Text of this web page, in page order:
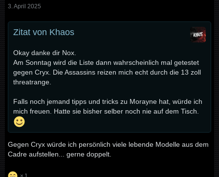
3. April 2025
Zitat von Khaos
Okay danke dir Nox.
Am Sonntag wird die Liste dann wahrscheinlich mal getestet
gegen Cryx. Die Assassins reizen mich echt durch die 13 zoll
threatrange.
Falls noch jemand tipps und tricks zu Morayne hat, würde ich
mich freuen. Hatte sie bisher selber noch nie auf dem Tisch.
Gegen Cryx würde ich persönlich viele lebende Modelle aus dem
Cadre aufstellen... gerne doppelt.